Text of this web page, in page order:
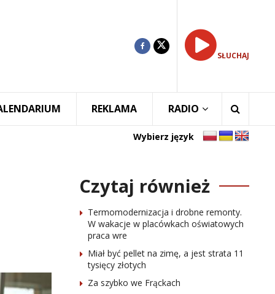
SŁUCHAJ
REKLAMA RADIO
Wybierz język
Czytaj również
Termomodernizacja i drobne remonty.
W wakacje w placówkach oświatowych
praca wre
Miał być pellet na zimę, a jest strata 11
tysięcy złotych
Za szybko we Frąckach